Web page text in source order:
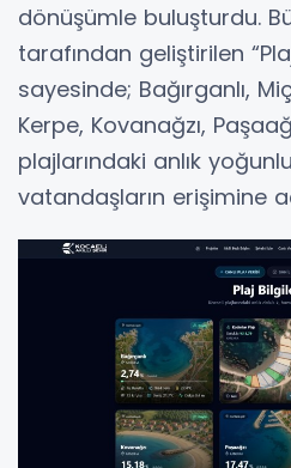
dönüşümle buluşturdu.
tarafından geliştirilen
sayesinde; Bağırganlı,
Kerpe, Kovanağzı,
plajlarındaki anlık
vatandaşların erişimine